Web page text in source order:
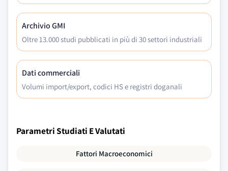
Archivio GMI
Oltre 13.000 studi pubblicati in più di 30 settori industriali
Dati commerciali
Volumi import/export, codici HS e registri doganali
Parametri Studiati E Valutati
Fattori Macroeconomici